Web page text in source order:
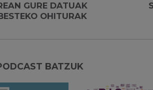
GURE DATUAK
OHITURAK
BATZUK